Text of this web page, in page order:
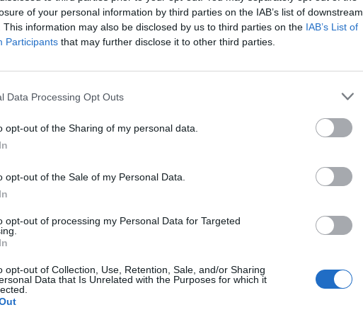
of your personal information by third parties on the IAB’s list of downstream
This information may also be disclosed by us to third parties on the IAB’s List of
Participants that may further disclose it to other third parties.
Data Processing Opt Outs
opt-out of the Sharing of my personal data.
opt-out of the Sale of my Personal Data.
opt-out of processing my Personal Data for Targeted
opt-out of Collection, Use, Retention, Sale, and/or Sharing
Data that Is Unrelated with the Purposes for which it
y Barcelona
14l.- 0,00€ 20l.- 0,00€ 29l.- 0,00€
14